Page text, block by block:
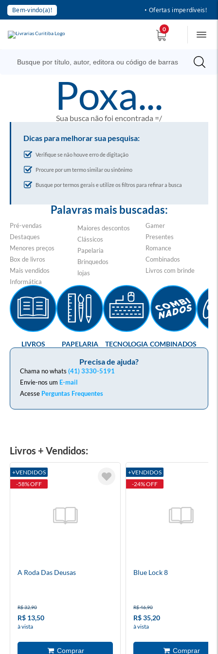
Bem-vindo(a)! • Ofertas imperdíveis!
0
poxa...
Sua busca não foi encontrada =/
Dicas para melhorar sua pesquisa:
Verifique se não houve erro de digitação
Procure por um termo similar ou sinônimo
Busque por termos gerais e utilize os filtros para refinar a busca
Palavras mais buscadas:
Pré-vendas
Destaques
Menores preços
Box de livros
Mais vendidos
Informática
Maiores descontos
Clássicos
Papelaria
Brinquedos
lojas
Gamer
Presentes
Romance
Combinados
Livros com brinde
Precisa de ajuda?
Chama no whats (41) 3330-5191
Envie-nos um E-mail
Acesse Perguntas Frequentes
LIVROS PAPELARIA TECNOLOGIA COMBINADOS
Livros + Vendidos:
+VENDIDOS
-58% OFF
A Roda Das Deusas
R$ 32,90
R$ 13,50
à vista
+VENDIDOS
-24% OFF
Blue Lock 8
R$ 46,90
R$ 35,20
à vista